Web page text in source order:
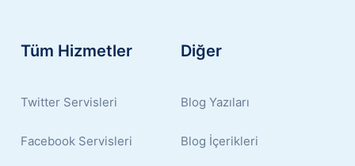
Tüm Hizmetler
Twitter Servisleri
Facebook Servisleri
Diğer
Blog Yazıları
Blog İçerikleri